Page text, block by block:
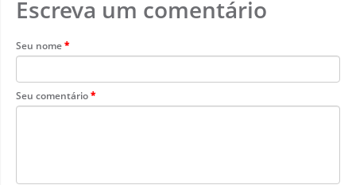
Escreva um comentário
Seu nome
Seu comentário